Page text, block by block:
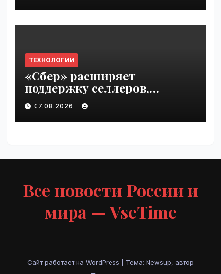
ТЕХНОЛОГИИ
«Сбер» расширяет
поддержку селлеров,
пострадавших от
инцидентов на складах
Wildberries | VseTime.ru
07.08.2026
Все новости России и
мира — VseTime
Сайт работает на WordPress
Тема: Newsup, автор